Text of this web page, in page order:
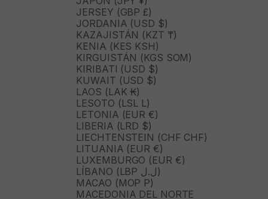
JERSEY (GBP £)
JORDANIA (USD $)
KAZAJISTÁN (KZT ₸)
KENIA (KES KSH)
KIRGUISTÁN (KGS SOM)
KIRIBATI (USD $)
KUWAIT (USD $)
LAOS (LAK ₭)
LESOTO (LSL L)
LETONIA (EUR €)
LIBERIA (LRD $)
LIECHTENSTEIN (CHF CHF)
LITUANIA (EUR €)
LUXEMBURGO (EUR €)
LÍBANO (LBP ل.ل)
MACAO (MOP P)
MACEDONIA DEL NORTE